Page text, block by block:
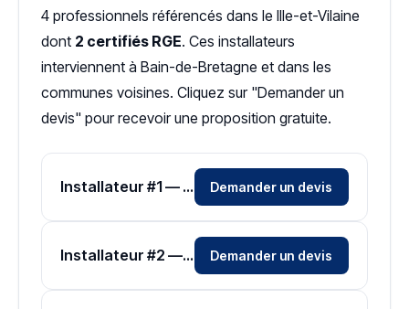
4 professionnels référencés dans le Ille-et-Vilaine
dont 2 certifiés RGE. Ces installateurs
interviennent à Bain-de-Bretagne et dans les
communes voisines. Cliquez sur "Demander un
devis" pour recevoir une proposition gratuite.
Installateur #1 — Zone Ille-et-Vilaine Demander un devis
Installateur #2 — Zone Ille-et-Vilaine Demander un devis